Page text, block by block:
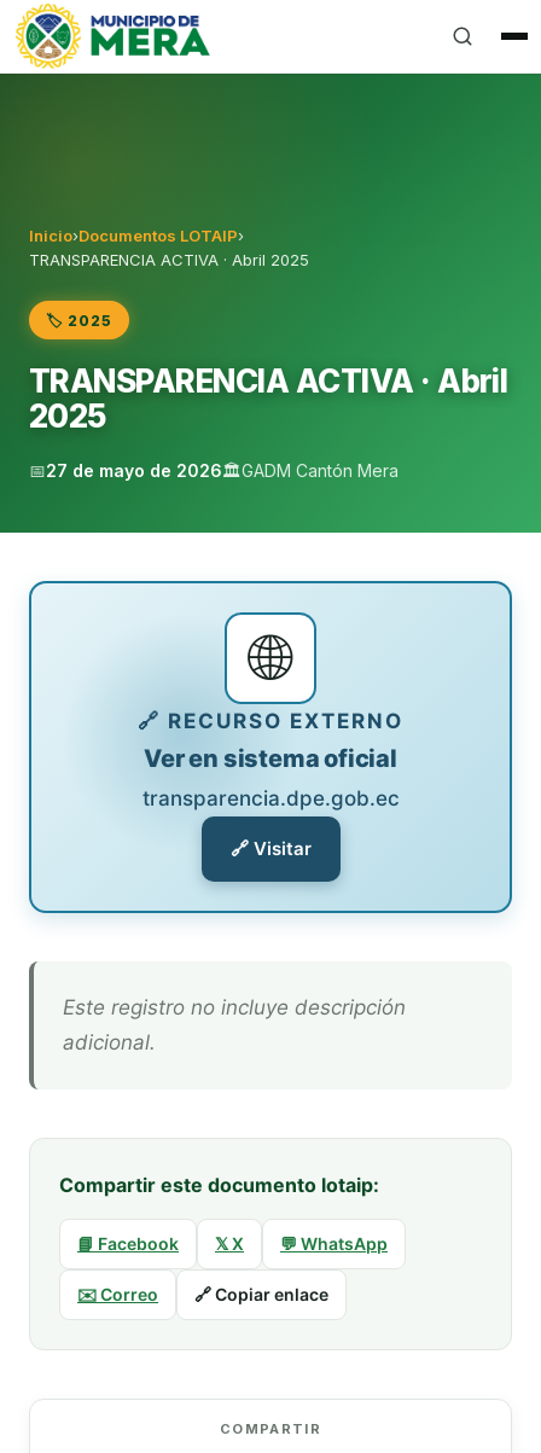
Gobierno Autónomo Descentralizado Municipal del
Inicio›Documentos LOTAIP›
TRANSPARENCIA ACTIVA · Abril 2025
🏷️ 2025
TRANSPARENCIA ACTIVA · Abril
2025
📅27 de mayo de 2026🏛️GADM Cantón Mera
🌐
🔗 RECURSO EXTERNO
Ver en sistema oficial
transparencia.dpe.gob.ec
🔗 Visitar
Este registro no incluye descripción
adicional.
Compartir este documento lotaip:
📘 Facebook 𝕏 X 💬 WhatsApp
✉️ Correo 🔗 Copiar enlace
COMPARTIR